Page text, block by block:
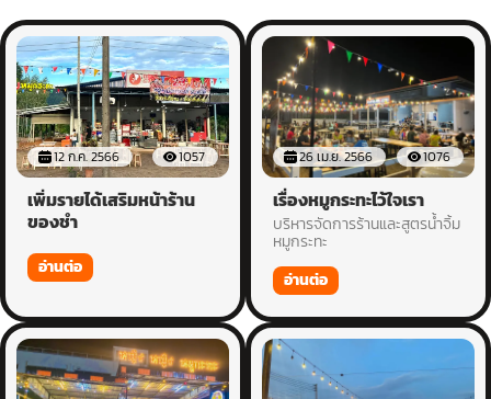
12 ก.ค. 2566 1057
เพิ่มรายได้เสริมหน้าร้าน
ของชำ
อ่านต่อ
26 เม.ย. 2566 1076
เรื่องหมูกระทะไว้ใจเรา
บริหารจัดการร้านและสูตรน้ำจิ้ม
หมูกระทะ
อ่านต่อ